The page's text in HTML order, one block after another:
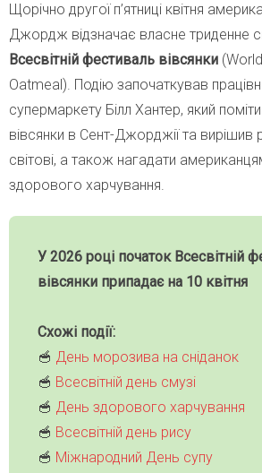
Щорічно другої п’ятниці квітня
Джордж відзначає власне триденне
Всесвітній фестиваль вівсянки
Oatmeal). Подію започаткував
супермаркету Білл Хантер, який
вівсянки в Сент-Джорджії та вирішив
світові, а також нагадати
здорового харчування.
У 2026 році початок Всесвітній
вівсянки припадає на 10 квітня
Схожі події:
🥣 День морозива на сніданок
🥣 Всесвітній день смузі
🥣 День здорового харчування
🥣 Всесвітній день рису
🥣 Міжнародний День супу